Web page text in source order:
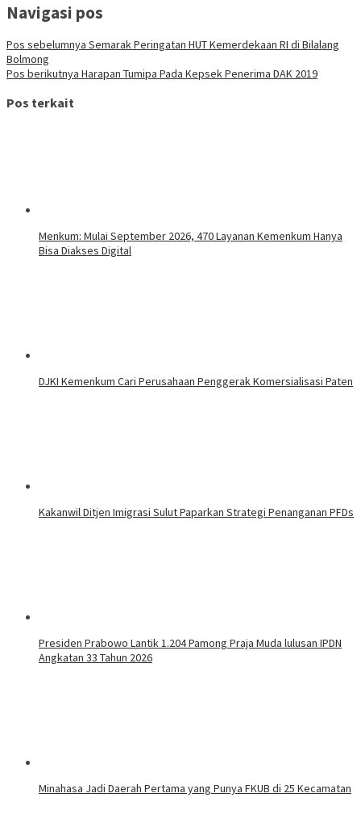
Navigasi pos
Pos sebelumnya Semarak Peringatan HUT Kemerdekaan RI di Bilalang
Bolmong
Pos berikutnya Harapan Tumipa Pada Kepsek Penerima DAK 2019
Pos terkait
Menkum: Mulai September 2026, 470 Layanan Kemenkum Hanya
Bisa Diakses Digital
DJKI Kemenkum Cari Perusahaan Penggerak Komersialisasi Paten
Kakanwil Ditjen Imigrasi Sulut Paparkan Strategi Penanganan PFDs
Presiden Prabowo Lantik 1.204 Pamong Praja Muda lulusan IPDN
Angkatan 33 Tahun 2026
Minahasa Jadi Daerah Pertama yang Punya FKUB di 25 Kecamatan